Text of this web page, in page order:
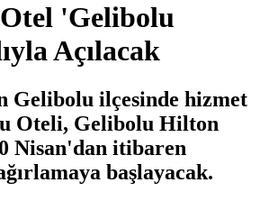
'Gelibolu
Açılacak
Gelibolu ilçesinde hizmet
Oteli, Gelibolu Hilton
Nisan'dan itibaren
başlayacak.